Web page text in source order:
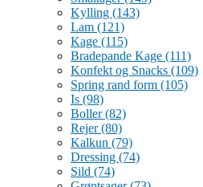
Kylling (143)
Lam (121)
Kage (115)
Bradepande Kage (111)
Konfekt og Snacks (109)
Spring rand form (105)
Is (98)
Boller(82)
Rejer(80)
Kalkun (79)
Dressing (74)
Sild (74)